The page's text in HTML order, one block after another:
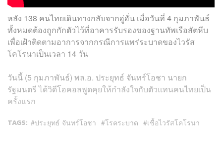
หลัง 138 คนไทยเดินทางกลับจากอู่ฮั่น เมื่อวันที่ 4 กุมภาพันธ์
ทั้งหมดต้องถูกกักตัวไว้ที่อาคารรับรองของฐานทัพเรือสัตหีบ
เพื่อเฝ้าติดตามอาการจากกรณีการแพร่ระบาดของไวรัส
โคโรนาเป็นเวลา 14 วัน
วันนี้ (5 กุมภาพันธ์) พล.อ. ประยุทธ์ จันทร์โอชา นายก
รัฐมนตรี ได้วิดีโอคอลพูดคุยให้กำลังใจกับตัวแทนคนไทยเป็น
ครั้งแรก
TAGS: ประยุทธ์ จันทร์โอชา โรคระบาด เชื้อไวรัสโคโรนา